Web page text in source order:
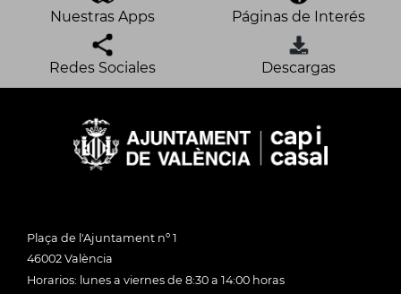
Nuestras Apps Páginas de Interés
Redes Sociales Descargas
Plaça de l'Ajuntament nº 1
46002 València
Horarios: lunes a viernes de 8:30 a 14:00 horas